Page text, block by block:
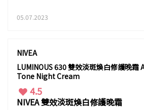
05.07.2023
NIVEA
LUMINOUS 630 雙效淡斑煥白修護晚
Tone Night Cream
4.5
NIVEA 雙效淡斑煥白修護晚霜